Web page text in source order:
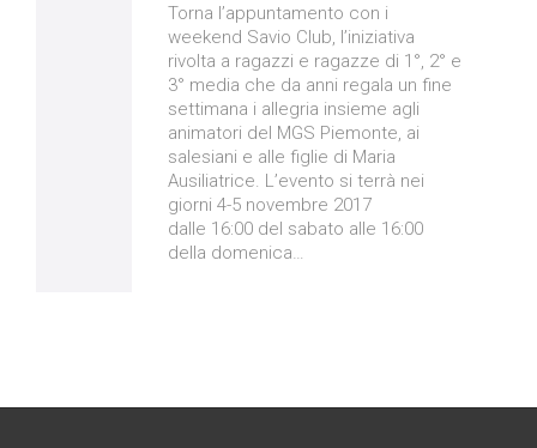
Torna l’appuntamento con i
weekend Savio Club, l’iniziativa
rivolta a ragazzi e ragazze di 1°, 2° e
3° media che da anni regala un fine
settimana i allegria insieme agli
animatori del MGS Piemonte, ai
salesiani e alle figlie di Maria
Ausiliatrice. L’evento si terrà nei
giorni 4-5 novembre 2017
dalle 16:00 del sabato alle 16:00
della domenica…